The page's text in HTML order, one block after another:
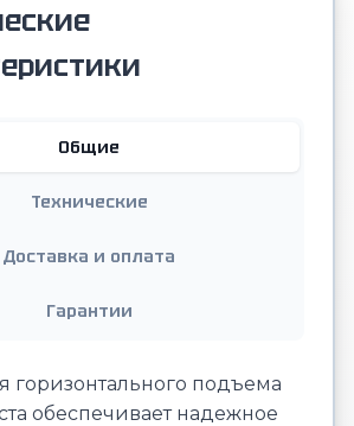
Общие
Технические
Доставка и оплата
Гарантии
горизонтального подъема
обеспечивает надежное